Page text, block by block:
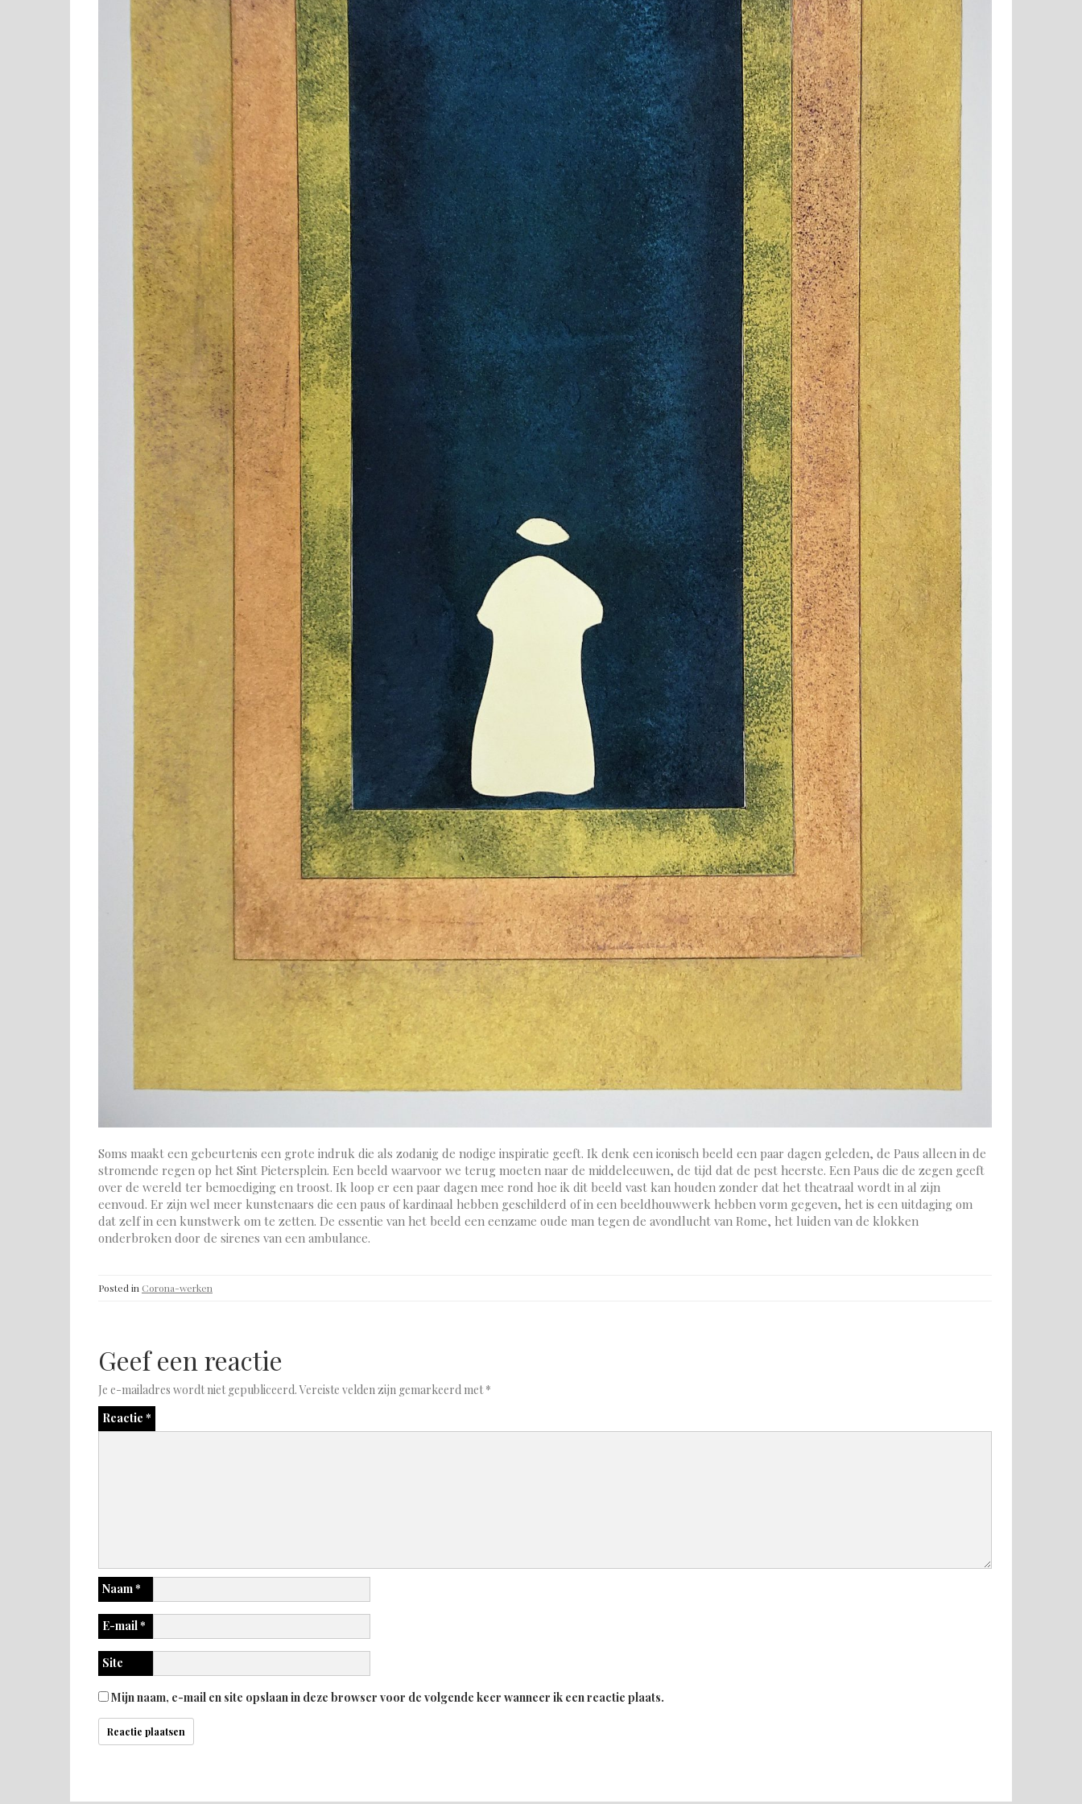
Soms maakt een gebeurtenis een grote indruk die als zodanig de nodige inspiratie geeft. Ik denk een iconisch beeld een paar dagen geleden, de Paus alleen in de
stromende regen op het Sint Pietersplein. Een beeld waarvoor we terug moeten naar de middeleeuwen, de tijd dat de pest heerste. Een Paus die de zegen geeft
over de wereld ter bemoediging en troost. Ik loop er een paar dagen mee rond hoe ik dit beeld vast kan houden zonder dat het theatraal wordt in al zijn
eenvoud. Er zijn wel meer kunstenaars die een paus of kardinaal hebben geschilderd of in een beeldhouwwerk hebben vorm gegeven, het is een uitdaging om
dat zelf in een kunstwerk om te zetten. De essentie van het beeld een eenzame oude man tegen de avondlucht van Rome, het luiden van de klokken
onderbroken door de sirenes van een ambulance.
Posted in Corona-werken
Geef een reactie
Je e-mailadres wordt niet gepubliceerd. Vereiste velden zijn gemarkeerd met*
Reactie *
Naam*
E-mail*
Site
Mijn naam, e-mail en site opslaan in deze browser voor de volgende keer wanneer ik een reactie plaats.